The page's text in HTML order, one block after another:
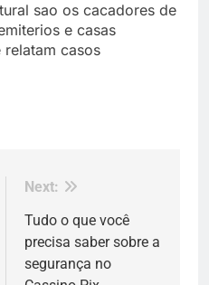
Next:
Tudo o que você
precisa saber sobre a
segurança no